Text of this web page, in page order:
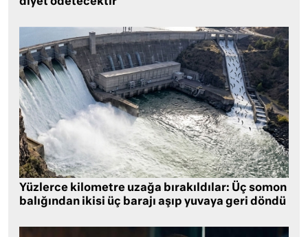
Yüzlerce kilometre uzağa bırakıldılar: Üç somon
balığından ikisi üç barajı aşıp yuvaya geri döndü